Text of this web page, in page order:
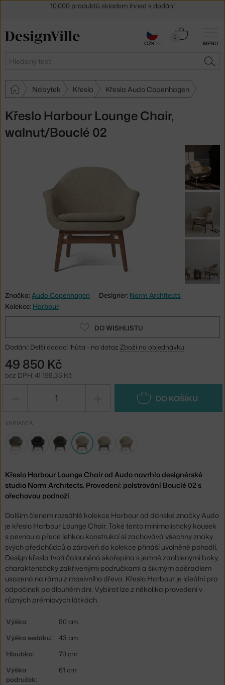
MENU
Hledat
0
Košík
Nábytek Křesla Křesla Audo Copenhagen
Křeslo Harbour Lounge Chair,
walnut/Bouclé 02
Značka: Audo Copenhagen Designer: Norm Architects
Kolekce: Harbour
DO WISHLISTU
Dodání: Delší dodací lhůta - na dotaz Zboží na objednávku
49 850 Kč
bez DPH: 41 198,35 Kč
DO KOŠÍKU
VARIANTA
Křeslo Harbour Lounge Chair od Audo navrhlo designérské
studio Norm Architects. Provedení: polstrování Bouclé 02 s
ořechovou podnoží.
Dalším členem rozsáhlé kolekce Harbour od dánské značky Audo
je křeslo Harbour Lounge Chair. Také tento minimalistický kousek
s pevnou a přece lehkou konstrukcí si zachovává všechny znaky
svých předchůdců a zároveň do kolekce přináší uvolněné pohodlí.
Design křesla tvoří čalouněná skořepina s jemně zaoblenými boky,
charakteristicky zakřivenými područkami a šikmým opěradlem
usazená na rámu z masivního dřeva. Křeslo Harbour je ideální pro
odpočinek po dlouhém dni. Vybírat lze z několika provedení v
různých prémiových látkách.
Výška:
80 cm
Výška sedáku:
43 cm
Hloubka:
70 cm
Výška
područek:
61 cm
30 dní na vrácení zboží
CZK